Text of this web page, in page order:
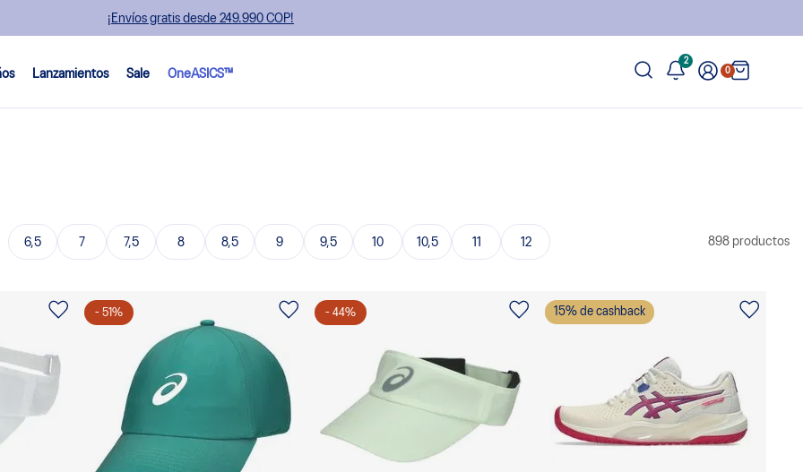
¡Envíos gratis desde 249.990 COP!
Lanzamientos Sale OneASICS™
2
0
6,5 7 7,5 8 8,5 9 9,5 10 10,5 11 12 898 productos
- 51% - 44% 15% de cashback